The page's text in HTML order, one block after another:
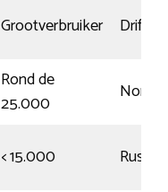
Grootverbruiker
Driftig
Rond de
25.000
< 15.000 Rustig